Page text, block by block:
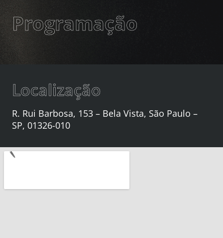
Programação
Localização
R. Rui Barbosa, 153 – Bela Vista, São Paulo –
SP, 01326-010